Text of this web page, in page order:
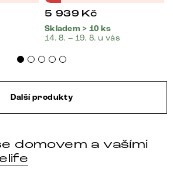
5 939 Kč
Skladem > 10 ks
14. 8. – 19. 8. u vás
Další produkty
domovem a vašími